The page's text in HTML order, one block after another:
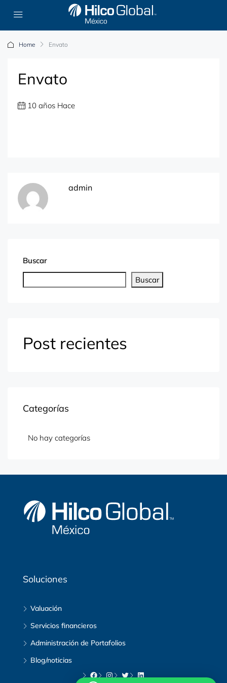
Home Envato
Envato
10 años Hace
admin
Buscar
Buscar
Post recientes
Categorías
No hay categorías
Soluciones
Valuación
Servicios financieros
Administración de Portafolios
Blog/noticias